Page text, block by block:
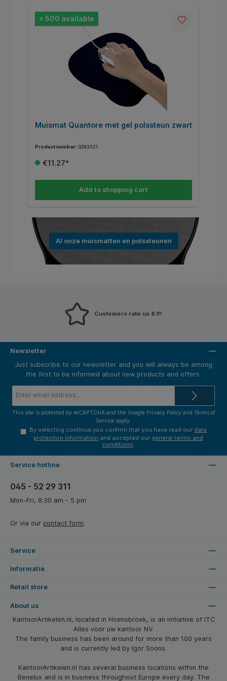
> 500 available
Muismat Quantore met gel polssteun zwart
Product number: Q363321
€11.27*
Add to shopping cart
Al onze muismatten en polssteunen
Customers rate us 8.9!
Newsletter
Just subscribe to our newsletter and you will always be among
the first to be informed about new products and offers.
This site is protected by reCAPTCHA and the Google Privacy Policyand Terms of
Service apply.
By selecting continue you confirm that you have read our data
protection information and accepted our general terms and
conditions.
Service hotline
045 - 52 29 311
Mon-Fri, 8:30 am - 5 pm
Or via our contact form.
Service
Informatie
Retail store
About us
KantoorArtikelen.nl, located in Hoensbroek, is an initiative of ITC
Alles voor uw kantoor NV.
The family business has been around for more than 100 years
and is currently led by Igor Soons.
KantoorArtikelen.nl has several business locations within the
Benelux and is in business throughout Europe every day. The